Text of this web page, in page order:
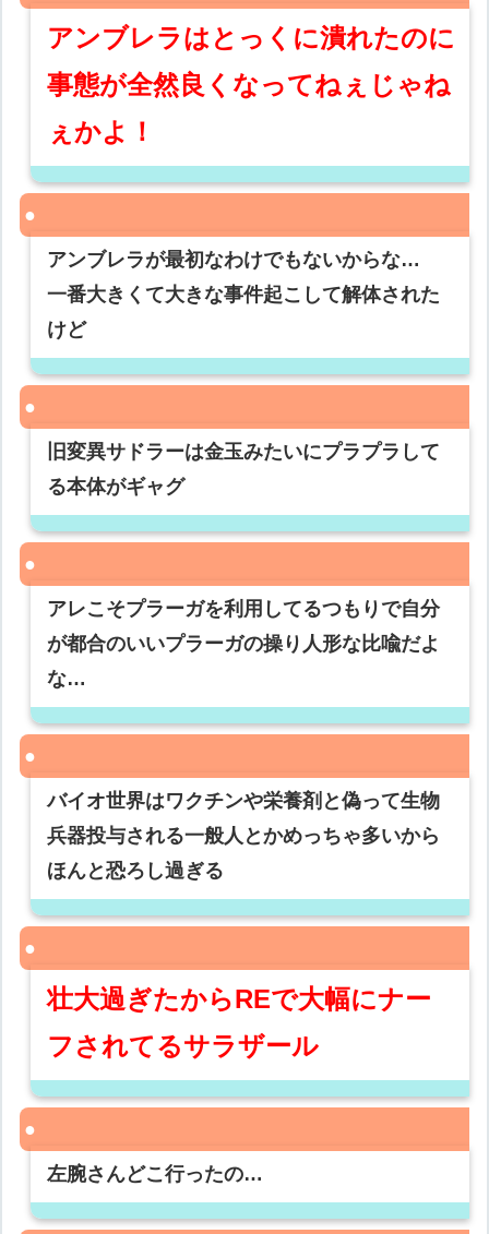
アンブレラはとっくに潰れたのに
事態が全然良くなってねぇじゃね
ぇかよ！
アンブレラが最初なわけでもないからな…
一番大きくて大きな事件起こして解体された
けど
旧変異サドラーは金玉みたいにプラプラして
る本体がギャグ
アレこそプラーガを利用してるつもりで自分
が都合のいいプラーガの操り人形な比喩だよ
な…
バイオ世界はワクチンや栄養剤と偽って生物
兵器投与される一般人とかめっちゃ多いから
ほんと恐ろし過ぎる
壮大過ぎたからREで大幅にナー
フされてるサラザール
左腕さんどこ行ったの…